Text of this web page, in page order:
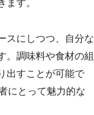
ます。
スにしつつ、自分な
。調味料や食材の組
出すことが可能で
にとって魅力的な